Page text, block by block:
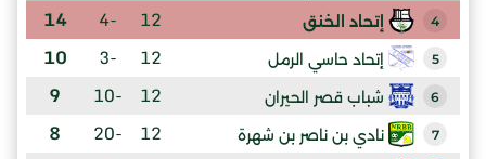
4 إتحاد الخنق 12
-4
14
5 إتحاد حاسي الرمل 12
-3
10
6 شباب قصر الحيران 12
-10
9
7 نادي بن ناصر بن شهرة 12
-20
8